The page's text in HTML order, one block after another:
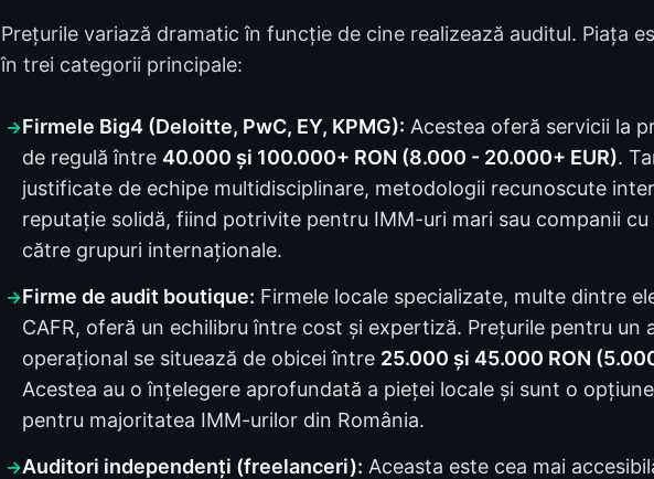
Prețurile variază dramatic în funcție de cine realizează auditul. Piața
în trei categorii principale:
→Firmele Big4 (Deloitte, PwC, EY, KPMG): Acestea oferă servicii la
de regulă între 40.000 și 100.000+ RON (8.000 - 20.000+ EUR).
justificate de echipe multidisciplinare, metodologii recunoscute
reputație solidă, fiind potrivite pentru IMM-uri mari sau companii
către grupuri internaționale.
→Firme de audit boutique: Firmele locale specializate, multe dintre
CAFR, oferă un echilibru între cost și expertiză. Prețurile pentru un
operațional se situează de obicei între 25.000 și 45.000 RON
Acestea au o înțelegere aprofundată a pieței locale și sunt o
pentru majoritatea IMM-urilor din România.
→Auditori independenți (freelanceri): Aceasta este cea mai